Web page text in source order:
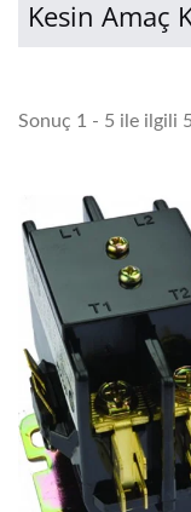
Kesin Amaç
Sonuç 1 - 5 ile ilgili 5